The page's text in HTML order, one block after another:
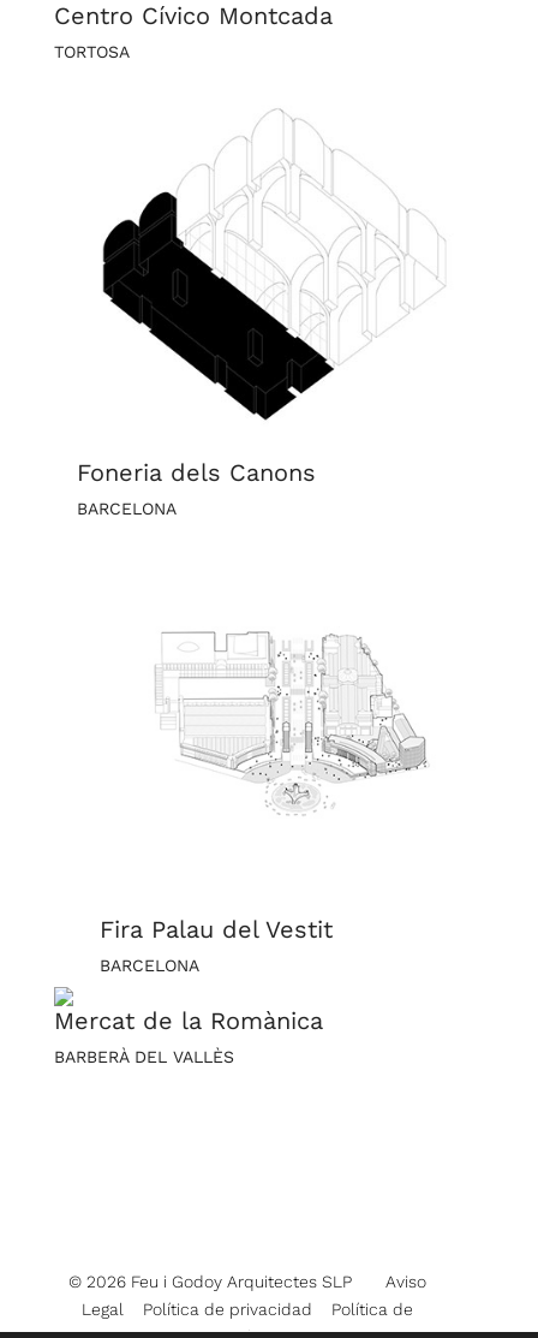
Centro Cívico Montcada
TORTOSA
Foneria dels Canons
BARCELONA
Fira Palau del Vestit
BARCELONA
Mercat de la Romànica
BARBERÀ DEL VALLÈS
© 2026 Feu i Godoy Arquitectes SLPAviso
Legal
Política de privacidad
Política de